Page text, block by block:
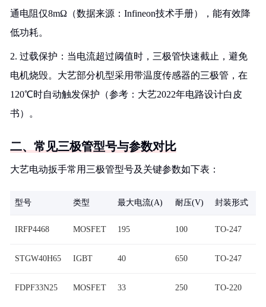
通电阻仅8mΩ（数据来源：Infineon技术手册），能有效降
低功耗。
2. 过载保护：当电流超过阈值时，三极管快速截止，避免
电机烧毁。大艺部分机型采用带温度传感器的三极管，在
120℃时自动触发保护（参考：大艺2022年电路设计白皮
书）。
二、常见三极管型号与参数对比
大艺电动扳手常用三极管型号及关键参数如下表：
型号 类型 最大电流(A) 耐压(V) 封装形式
IRFP4468 MOSFET 195 100 TO-247
STGW40H65 IGBT 40 650 TO-247
FDPF33N25 MOSFET 33 250 TO-220